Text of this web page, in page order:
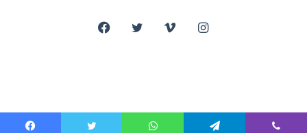
Facebook
Twitter VimeoInstagram